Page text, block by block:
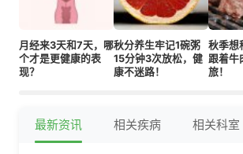
月经来3天和7天，哪
个才是更健康的表
现？
秋分养生牢记1碗粥
15分钟3次放松，健
康不迷路！
秋季想
跟着牛
旅！
最新资讯 相关疾病 相关科室